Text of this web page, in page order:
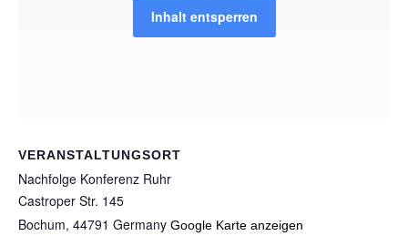
VERANSTALTUNGSORT
Nachfolge Konferenz Ruhr
Castroper Str. 145
Bochum, 44791 Germany Google Karte anzeigen
Inhalt entsperren